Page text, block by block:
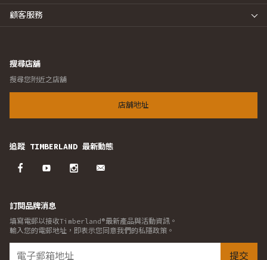
顧客服務
搜尋店舖
搜尋您附近之店舖
店舖地址
追蹤 TIMBERLAND 最新動態
訂閱品牌消息
填寫電郵以接收Timberland®最新產品與活動資訊。
輸入您的電郵地址，即表示您同意我們的私隱政策。
提交